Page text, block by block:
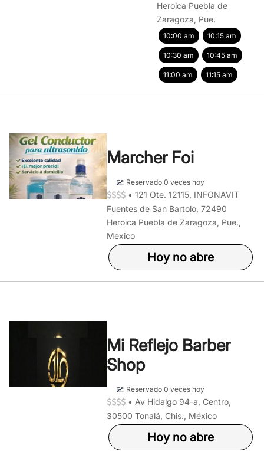
Heroica Puebla de
Zaragoza, Pue.
10:00 am 10:15 am
10:30 am 10:45 am
11:00 am 11:15 am
Marcher Foi
Reservado 0 veces hoy
• 121 Ote. 12115, INFONAVIT
Fuentes de San Bartolo, 72490
Heroica Puebla de Zaragoza, Pue.,
Mexico
Hoy no abre
Mi Reflejo Barber
Shop
Reservado 0 veces hoy
• Av Hidalgo 94-a, Centro,
30500 Tonalá, Chis., México
Hoy no abre